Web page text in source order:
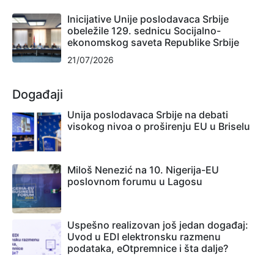
Inicijative Unije poslodavaca Srbije
obeležile 129. sednicu Socijalno-
ekonomskog saveta Republike Srbije
21/07/2026
Događaji
Unija poslodavaca Srbije na debati
visokog nivoa o proširenju EU u Briselu
Miloš Nenezić na 10. Nigerija-EU
poslovnom forumu u Lagosu
Uspešno realizovan još jedan događaj:
Uvod u EDI elektronsku razmenu
podataka, eOtpremnice i šta dalje?